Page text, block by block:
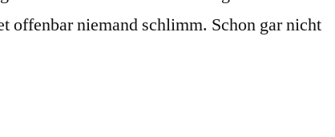
offenbar niemand schlimm. Schon gar nicht